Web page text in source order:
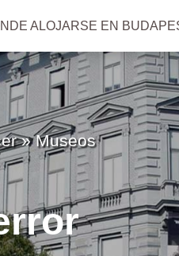
ALOJARSE EN
»Museos